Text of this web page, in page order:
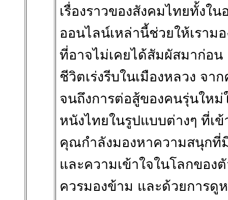
เรื่องราวของสังคมไทยทั้งใ
ออนไลน์เหล่านี้ช่วยให้เรา
ที่อาจไม่เคยได้สัมผัสมาก่อ
ชีวิตเร่งรีบในเมืองหลวง จา
จนถึงการต่อสู้ของคนรุ่นให
หนังไทยในรูปแบบต่างๆ ที่เ
คุณกำลังมองหาความสนุกที่
และความเข้าใจในโลกขอ
ควรมองข้าม และด้วยการดู